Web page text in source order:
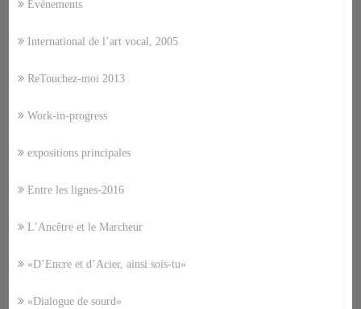
Événements
International de l’art vocal, 2005
ReTouchez-moi 2013
Work-in-progress
expositions principales
Entre les lignes-2016
L’Ancêtre et le Marcheur
«D’Encre et d’Acier, ainsi sois-tu»
«Dialogue de sourd»